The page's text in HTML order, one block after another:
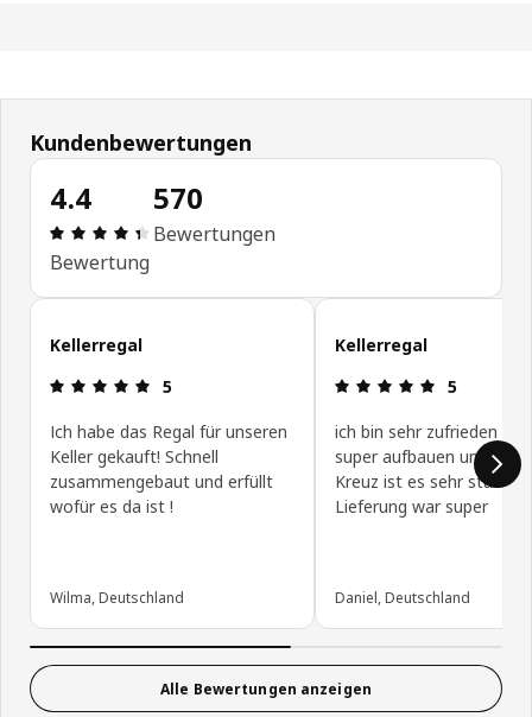
Kundenbewertungen
4.4
Bewertung: 4.4 von 5 Sterne Alle Bewertungen:
Bewertung
570
Bewertungen
Kundenbewertungen überspringen
Kellerregal
Bewertung: 5 von 5 Sterne
5
Ich habe das Regal für unseren
Keller gekauft! Schnell
zusammengebaut und erfüllt
wofür es da ist !
Wilma, Deutschland
Kellerregal
5
ich bin sehr zufrieden lies
super aufbauen und
Kreuz ist es sehr stabil.
Lieferung war super
Daniel, Deutschland
Alle Bewertungen anzeigen